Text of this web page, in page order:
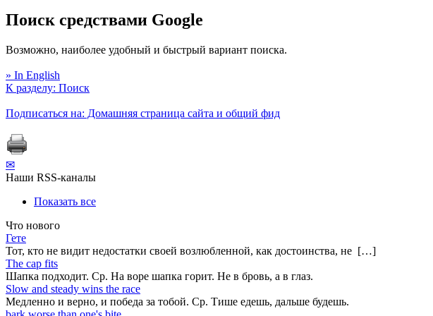
Поиск средствами Google
Возможно, наиболее удобный и быстрый вариант поиска.
» In English
К разделу: Поиск
Подписаться на: Домашняя страница сайта и общий фид
✉
Наши RSS-каналы
Показать все
Что нового
Гете
Тот, кто не видит недостатки своей возлюбленной, как достоинства, не […]
The cap fits
Шапка подходит. Ср. На воре шапка горит. Не в бровь, а в глаз.
Slow and steady wins the race
Медленно и верно, и победа за тобой. Ср. Тише едешь, дальше будешь.